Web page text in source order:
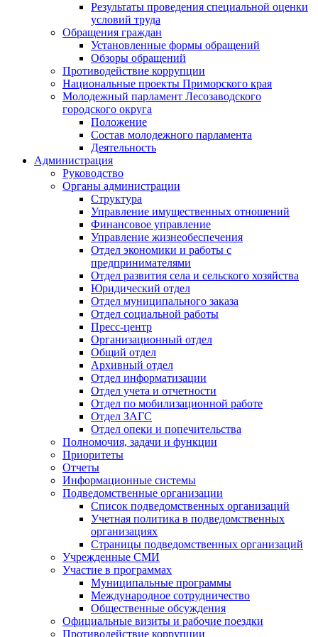
Результаты проведения специальной оценки
условий труда
Обращения граждан
Установленные формы обращений
Обзоры обращений
Противодействие коррупции
Национальные проекты Приморского края
Молодежный парламент Лесозаводского
городского округа
Положение
Состав молодежного парламента
Деятельность
Администрация
Руководство
Органы администрации
Структура
Управление имущественных отношений
Финансовое управление
Управление жизнеобеспечения
Отдел экономики и работы с
предпринимателями
Отдел развития села и сельского хозяйства
Юридический отдел
Отдел муниципального заказа
Отдел социальной работы
Пресс-центр
Организационный отдел
Общий отдел
Архивный отдел
Отдел информатизации
Отдел учета и отчетности
Отдел по мобилизационной работе
Отдел ЗАГС
Отдел опеки и попечительства
Полномочия, задачи и функции
Приоритеты
Отчеты
Информационные системы
Подведомственные организации
Список подведомственных организаций
Учетная политика в подведомственных
организациях
Страницы подведомственных организаций
Учрежденные СМИ
Участие в программах
Муниципальные программы
Международное сотрудничество
Общественные обсуждения
Официальные визиты и рабочие поездки
Противодействие коррупции